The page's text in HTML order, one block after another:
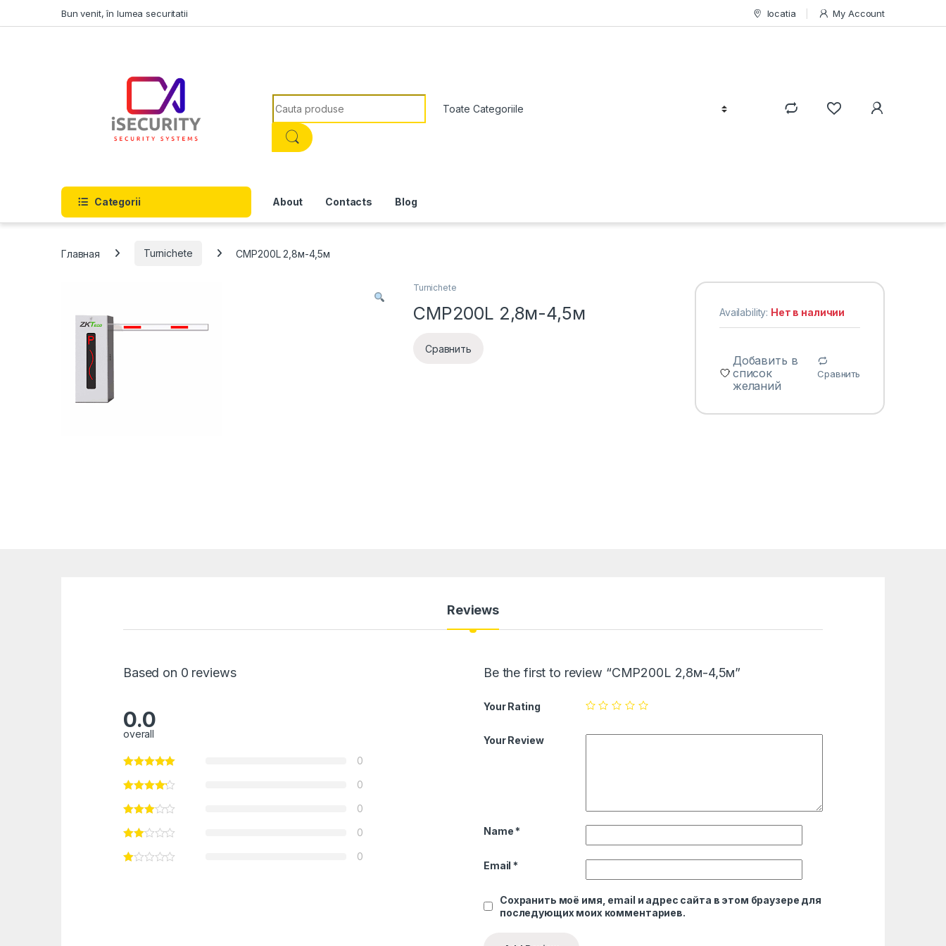
Bun venit, în lumea securitatii locatia My Account
Search for:
Categorii About Contacts Blog
Главная Turnichete CMP200L 2,8м-4,5м
Turnichete
CMP200L 2,8м-4,5м
Сравнить
Availability: Нет в наличии
Добавить в
список
желаний
Сравнить
Reviews
Based on 0 reviews
0.0
overall
0
0
0
0
0
Be the first to review “CMP200L 2,8м-4,5м”
Your Rating
Your Review
Name *
Email *
Сохранить моё имя, email и адрес сайта в этом браузере для
последующих моих комментариев.